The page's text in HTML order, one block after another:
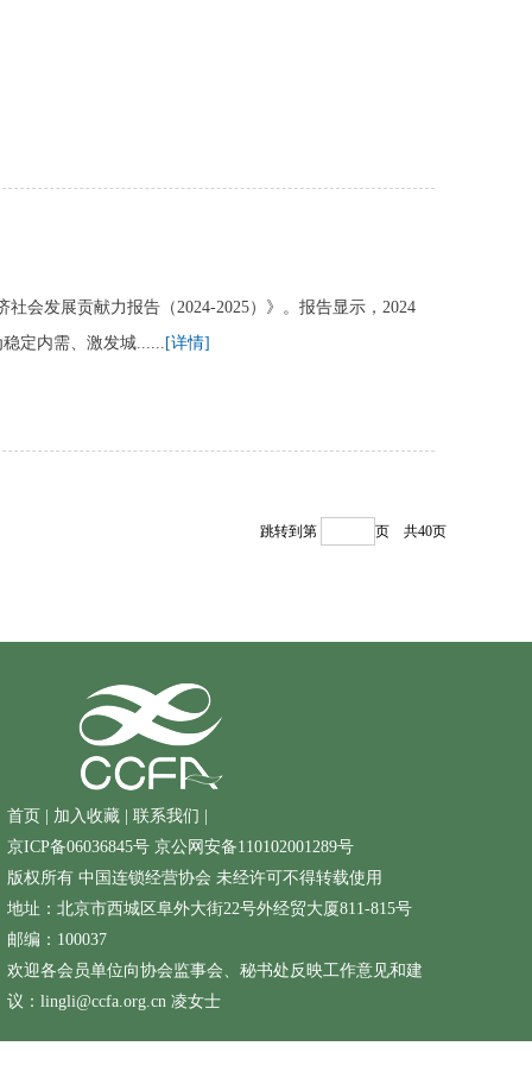
会发展贡献力报告（2024-2025）》。报告显示，2024
定内需、激发城...... [详情]
共40页
跳转到第 页
首页 加入收藏 联系我们
京ICP备06036845号 京公网安备110102001289号
版权所有 中国连锁经营协会 未经许可不得转载使用
地址：北京市西城区阜外大街22号外经贸大厦811-815号
邮编：100037
欢迎各会员单位向协会监事会、秘书处反映工作意见和建
议：lingli@ccfa.org.cn 凌女士